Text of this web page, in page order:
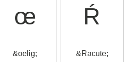
œ
&oelig;
Ŕ
&Racute;